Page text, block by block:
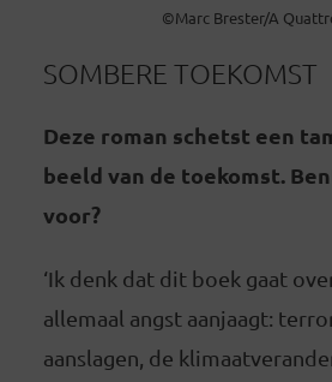
©Marc Brester/A
SOMBERE TOEKOMST
Deze roman schetst een
beeld van de toekomst.
voor?
‘Ik denk dat dit boek gaat
allemaal angst aanjaagt:
aanslagen, de